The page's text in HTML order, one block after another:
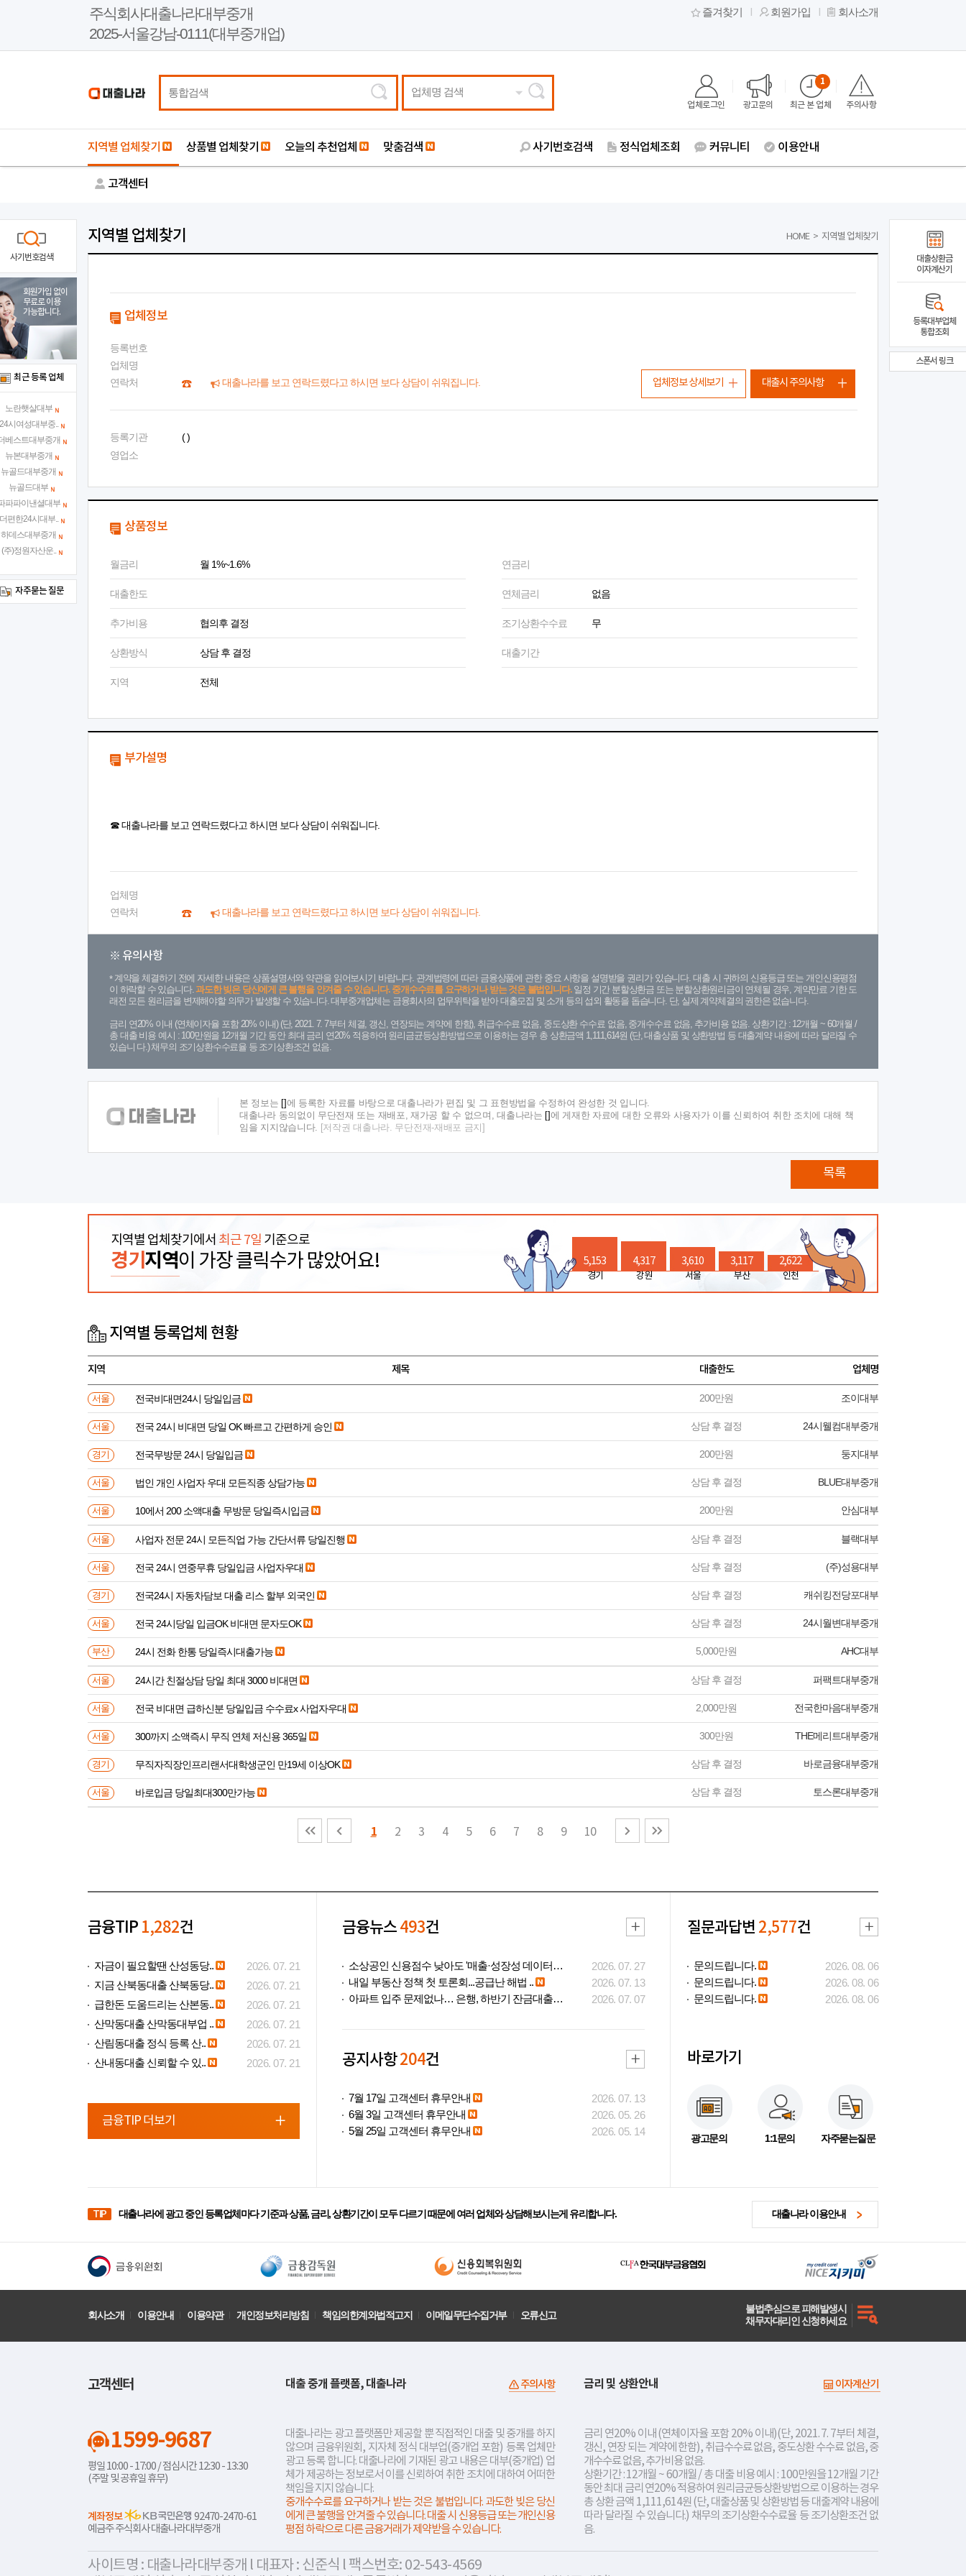
주식회사대출나라대부중개
2025-서울강남-0111(대부중개업)
즐겨찾기 회원가입 회사소개
업체명 검색
업체로그인 광고문의 최근 본 업체
1
주의사항
지역별 업체찾기 상품별 업체찾기 오늘의 추천업체 맞춤검색 사기번호검색 정식업체조회 커뮤니티 이용안내
고객센터
지역별 업체찾기 HOME > 지역별 업체찾기
업체정보
등록번호
업체명
연락처
대출나라를 보고 연락드렸다고 하시면 보다 상담이 쉬워집니다.
등록기관
( )
영업소
업체정보 상세보기 대출시 주의사항
상품정보
월금리 월 1%~1.6% 연금리
대출한도 연체금리 없음
추가비용 협의후 결정 조기상환수수료 무
상환방식 상담 후 결정 대출기간
지역 전체
부가설명
☎ 대출나라를 보고 연락드렸다고 하시면 보다 상담이 쉬워집니다.
업체명
연락처
대출나라를 보고 연락드렸다고 하시면 보다 상담이 쉬워집니다.
※ 유의사항
계약을 체결하기 전에 자세한 내용은 상품설명서와 약관을 읽어보시기 바랍니다. 관계법령에 따라 금융상품에 관한 중요 사항을 설명받을 권리가 있습니다. 대출 시 귀하의 신용등급 또는 개인신용평점
이 하락할 수 있습니다.과도한 빚은 당신에게 큰 불행을 안겨줄 수 있습니다. 중개수수료를 요구하거나 받는 것은 불법입니다.일정 기간 분할상환금 또는 분할상환원리금이 연체될 경우, 계약만료 기한 도
래전 모든 원리금을 변제해야할 의무가 발생할 수 있습니다. 대부중개업체는 금융회사의 업무위탁을 받아 대출모집 및 소개 등의 섭외 활동을 돕습니다. 단, 실제 계약체결의 권한은 없습니다.
금리 연20% 이내 (연체이자율 포함 20% 이내) (단, 2021. 7. 7부터 체결, 갱신, 연장되는 계약에 한함), 취급수수료 없음, 중도상환 수수료 없음, 중개수수료 없음, 추가비용 없음. 상환기간 : 12개월 ~ 60개월 /
총 대출 비용 예시 : 100만원을 12개월 기간 동안 최대 금리 연20% 적용하여 원리금균등상환방법으로 이용하는 경우 총 상환금액 1,111,614원 (단, 대출상품 및 상환방법 등 대출계약 내용에 따라 달라질 수
있습니 다.) 채무의 조기상환수수료율 등 조기상환조건 없음.
본 정보는
에 등록한 자료를 바탕으로 대출나라가 편집 및 그 표현방법을 수정하여 완성한 것 입니다.
대출나라 동의없이 무단전재 또는 재배포, 재가공 할 수 없으며, 대출나라는
에 게재한 자료에 대한 오류와 사용자가 이를 신뢰하여 취한 조치에 대해 책
임을 지지않습니다.
[저작권 대출나라. 무단전재-재배포 금지]
목록
지역별 업체찾기에서 최근 7일 기준으로
경기 지역이 가장 클릭수가 많았어요! 5,153
경기
4,317
강원
3,610
서울
3,117
부산
2,622
인천
지역별 등록업체 현황
지역 제목 대출한도 업체명
서울 전국비대면24시 당일입금 200만원 조이대부
서울 전국 24시 비대면 당일 OK 빠르고 간편하게 승인 상담 후 결정 24시웰컴대부중개
경기 전국무방문 24시 당일입금 200만원 둥지대부
서울 법인 개인 사업자 우대 모든직종 상담가능 상담 후 결정 BLUE대부중개
서울 10에서 200 소액대출 무방문 당일즉시입금 200만원 안심대부
서울 사업자 전문 24시 모든직업 가능 간단서류 당일진행 상담 후 결정 블랙대부
서울 전국 24시 연중무휴 당일입금 사업자우대 상담 후 결정 (주)성용대부
경기 전국24시 자동차담보 대출 리스 할부 외국인 상담 후 결정 캐쉬킹전당포대부
서울 전국 24시당일 입금OK 비대면 문자도OK 상담 후 결정 24시월변대부중개
부산 24시 전화 한통 당일즉시대출가능 5,000만원 AHC대부
서울 24시간 친절상담 당일 최대 3000 비대면 상담 후 결정 퍼팩트대부중개
서울 전국 비대면 급하신분 당일입금 수수료x 사업자우대 2,000만원 전국한마음대부중개
서울 300까지 소액즉시 무직 연체 저신용 365일 300만원 THE메리트대부중개
경기 무직자직장인프리랜서대학생군인 만19세 이상OK 상담 후 결정 바로금융대부중개
서울 바로입금 당일최대300만가능 상담 후 결정 토스론대부중개
1 2 3 4 5 6 7 8 9 10
사기번호검색
회원가입 없이
무료로 이용
가능합니다.
최근 등록 업체
노란햇살대부
시여성대부중..
베스트대부중개
뉴본대부중개
뉴골드대부중개
뉴골드대부
파파이낸셜대부
편한24시대부..
하데스대부중개
(주)정원자산운..
자주묻는 질문
대출상환금
이자계산기
등록대부업체
통합조회
스폰서 링크
금융TIP 1,282건
자금이 필요할땐 산성동당..
2026. 07. 21
지금 산북동대출 산북동당..
2026. 07. 21
급한돈 도움드리는 산본동..
2026. 07. 21
산막동대출 산막동대부업 ..
2026. 07. 21
산림동대출 정식 등록 산..
2026. 07. 21
산내동대출 신뢰할 수 있..
2026. 07. 21
금융TIP 더보기
금융뉴스493건
소상공인 신용점수 낮아도 '매출·성장성 데이터..
2026. 07. 27
내일 부동산 정책 첫 토론회...공급난 해법 ..
2026. 07. 13
아파트 입주 문제없나… 은행, 하반기 잔금대출..
2026. 07. 07
공지사항204건
7월 17일 고객센터 휴무안내
2026. 07. 13
6월 3일 고객센터 휴무안내
2026. 05. 26
5월 25일 고객센터 휴무안내
2026. 05. 14
질문과답변 2,577건
문의드립니다.
2026. 08. 06
문의드립니다.
2026. 08. 06
문의드립니다.
2026. 08. 06
바로가기
광고문의 1:1문의 자주묻는질문
TIP 대출나라에 광고 중인 등록업체마다 기준과 상품, 금리, 상환기간이 모두 다르기 때문에 여러 업체와 상담해보시는게 유리합니다. 대출나라 이용안내
회사소개 이용안내 이용약관 개인정보처리방침 책임의한계와법적고지 이메일무단수집거부 오류신고
불법추심으로 피해발생시
채무자대리인 신청하세요
고객센터
1599-9687
평일 10:00 - 17:00 / 점심시간 12:30 - 13:30
(주말 및 공휴일 휴무)
계좌정보
92470-2470-61
예금주 주식회사 대출나라대부중개
대출 중개 플랫폼, 대출나라 주의사항
대출나라는 광고 플랫폼만 제공할 뿐 직접적인 대출 및 중개를 하지
않으며 금융위원회, 지자체 정식 대부업(중개업 포함) 등록 업체만
광고 등록 합니다. 대출나라에 기재된 광고 내용은 대부(중개업) 업
체가 제공하는 정보로서 이를 신뢰하여 취한 조치에 대하여 어떠한
책임을 지지 않습니다.
중개수수료를 요구하거나 받는 것은 불법입니다. 과도한 빚은 당신
에게 큰 불행을 안겨줄 수 있습니다. 대출 시 신용등급 또는 개인신용
평점 하락으로 다른 금융거래가 제약받을 수 있습니다.
금리 및 상환안내 이자계산기
금리 연20% 이내 (연체이자율 포함 20% 이내)(단, 2021. 7. 7부터 체결,
갱신, 연장 되는 계약에 한함), 취급수수료 없음, 중도상환 수수료 없음, 중
개수수료 없음, 추가비용 없음.
상환기간 : 12개월 ~ 60개월 / 총 대출 비용 예시 : 100만원을 12개월 기간
동안 최대 금리 연20% 적용하여 원리금균등상환방법으로 이용하는 경우
총 상환 금액 1,111,614원 (단, 대출상품 및 상환방법 등 대출계약 내용에
따라 달라질 수 있습니다.) 채무의 조기상환수수료율 등 조기상환조건 없
음.
사이트명 : 대출나라대부중개 l 대표자 : 신준식 l 팩스번호: 02-543-4569